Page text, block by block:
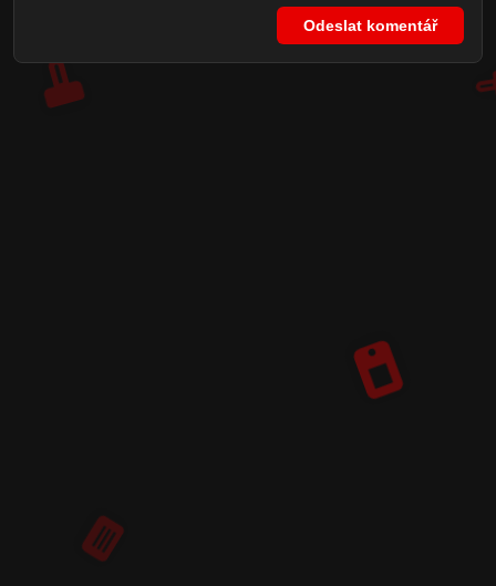
Odeslat komentář